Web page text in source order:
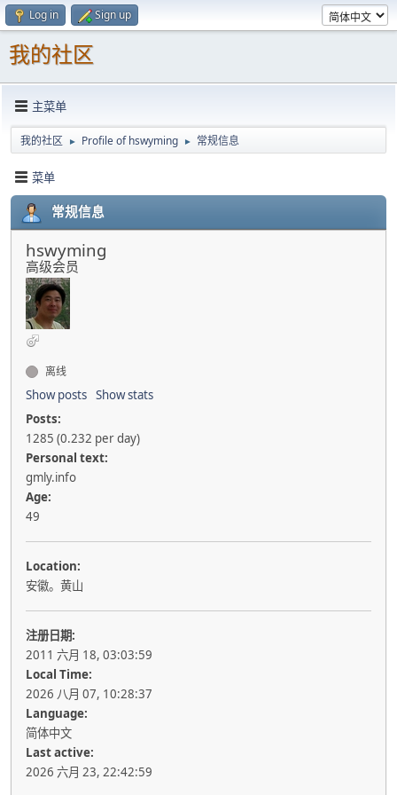
Log in Sign up
我的社区
主菜单
我的社区 ► Profile of hswyming ► 常规信息
菜单
常规信息
hswyming
高级会员
离线
Show posts Show stats
Posts:
1285 (0.232 per day)
Personal text:
gmly.info
Age:
49
Location:
安徽。黄山
注册日期:
2011 六月 18, 03:03:59
Local Time:
2026 八月 07, 10:28:37
Language:
简体中文
Last active:
2026 六月 23, 22:42:59